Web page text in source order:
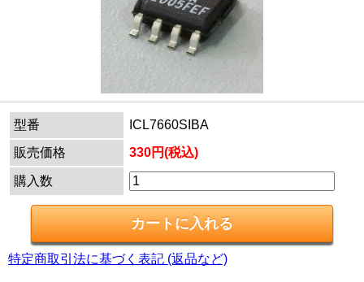
型番
ICL7660SIBA
販売価格
330円(税込)
購入数
特定商取引法に基づく表記 (返品など)